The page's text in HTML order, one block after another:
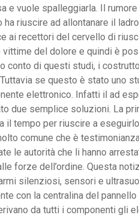
e vuole spalleggiarla. Il
riuscire ad allontanare il
ai recettori del cervello di
del dolore e quindi è
conto di questi studi, i
se questo è stato uno
elettronico. Infatti il ad
due semplice soluzioni. La
il tempo per riuscire a
comune che è
le autorità che li hanno
forze dell’ordine. Questa
silenziosi, sensori e
con la centralina del
da tutti i componenti gli